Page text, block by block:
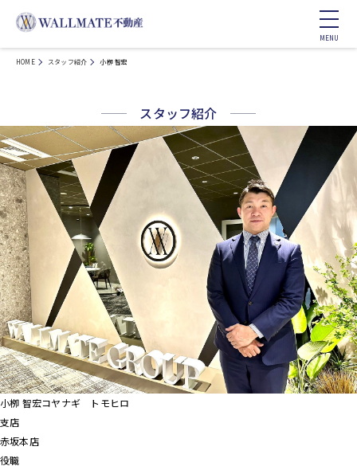
HOME スタッフ紹介 小栁 智宏
スタッフ紹介
小栁 智宏コヤナギ トモヒロ
支店
赤坂本店
役職